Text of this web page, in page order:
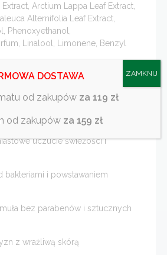
Arctium Lappa Leaf Extract,
Alternifolia Leaf Extract,
Phenoxyethanol,
Linalool, Limonene, Benzyl
dla użytkownika:
podrażnienia po goleniu
i wspomaga regenerację skóry
uczucie świeżości i
bakteriami i powstawaniem
bez parabenów i sztucznych
z wrażliwą skórą
DOSTAWA
od zakupów za 119 zł
od zakupów za 159 zł
ZAMKNIJ